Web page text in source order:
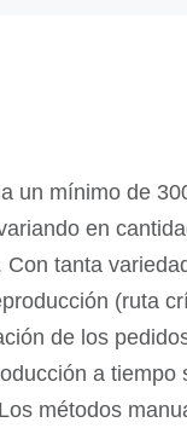
un mínimo de
en
Con tanta
(ruta
de los
a tiempo
métodos